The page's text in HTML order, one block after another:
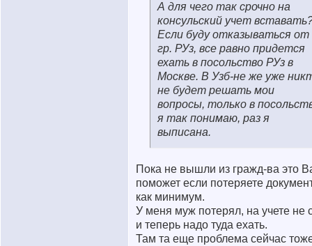
А для чего так срочно на
консульский учет
Если буду отказываться от
гр. РУз, все равно придется
ехать в посольство РУз в
Москве. В Узб-не же уже
не будет решать мои
вопросы, только в
я так понимаю, раз я
выписана.
Пока не вышли из гражд-ва это
поможет если потеряете
как минимум.
У меня муж потерял, на учете не
и теперь надо туда ехать.
Там та еще проблема сейчас